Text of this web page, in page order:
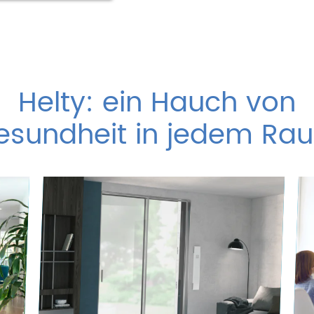
Helty: ein Hauch von
in jedem